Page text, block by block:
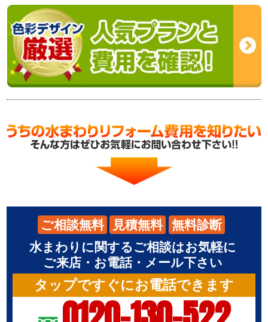
ご相談無料 見積無料
無料診断
水まわりに関するご相談はお気軽に
ご来店・お電話・メール下さい
タップですぐにお電話できます